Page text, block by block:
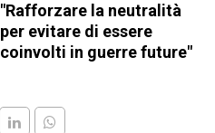
"Rafforzare la neutralità
per evitare di essere
coinvolti in guerre future"